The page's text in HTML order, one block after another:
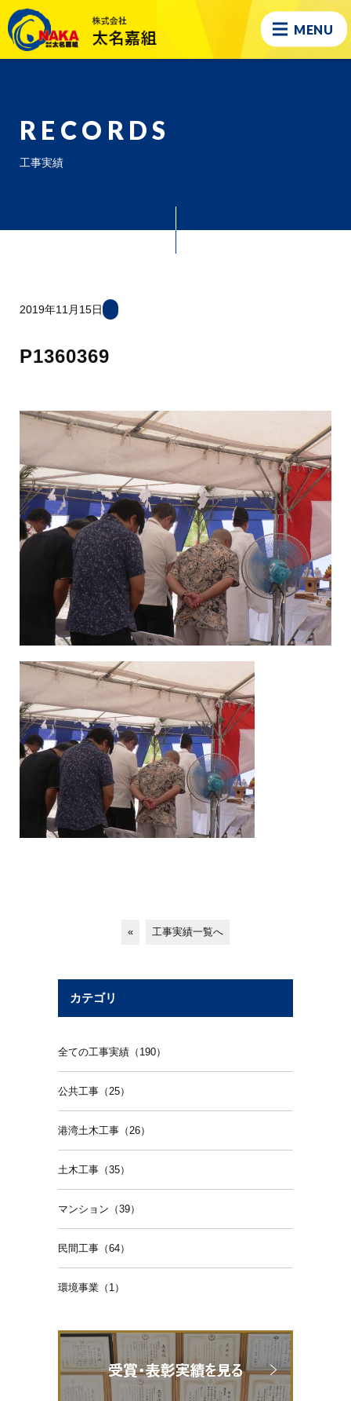
MENU
RECORDS
工事実績
2019年11月15日
P1360369
« 工事実績一覧へ
カテゴリ
全ての工事実績（190）
公共工事（25）
港湾土木工事（26）
土木工事（35）
マンション（39）
民間工事（64）
環境事業（1）